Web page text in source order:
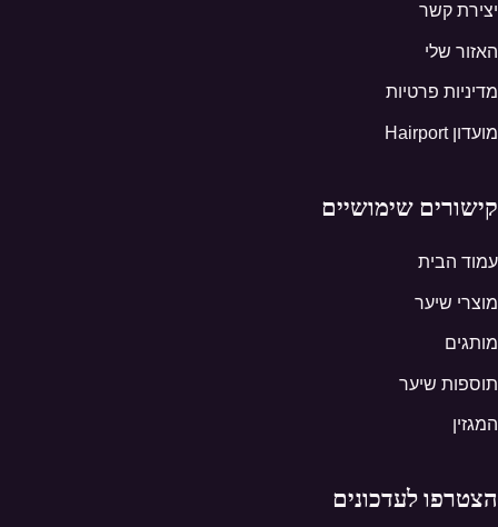
יצירת קשר
האזור שלי
מדיניות פרטיות
מועדון Hairport
קישורים שימושיים
עמוד הבית
מוצרי שיער
מותגים
תוספות שיער
המגזין
הצטרפו לעדכונים